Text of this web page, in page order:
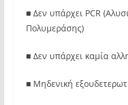
■ Δεν υπάρχει PCR
Πολυμεράσης)
■ Δεν υπάρχει καμία
■ Μηδενική